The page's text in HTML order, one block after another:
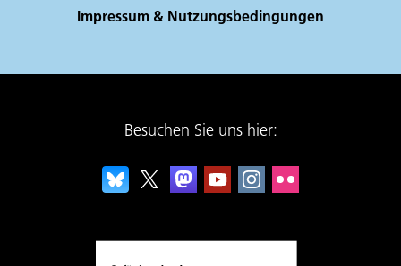
Impressum & Nutzungsbedingungen
Besuchen Sie uns hier: